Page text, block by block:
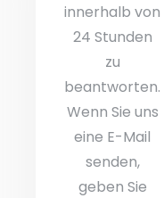
innerhalb von
24 Stunden
zu
beantworten.
Wenn Sie uns
eine E-Mail
senden,
geben Sie